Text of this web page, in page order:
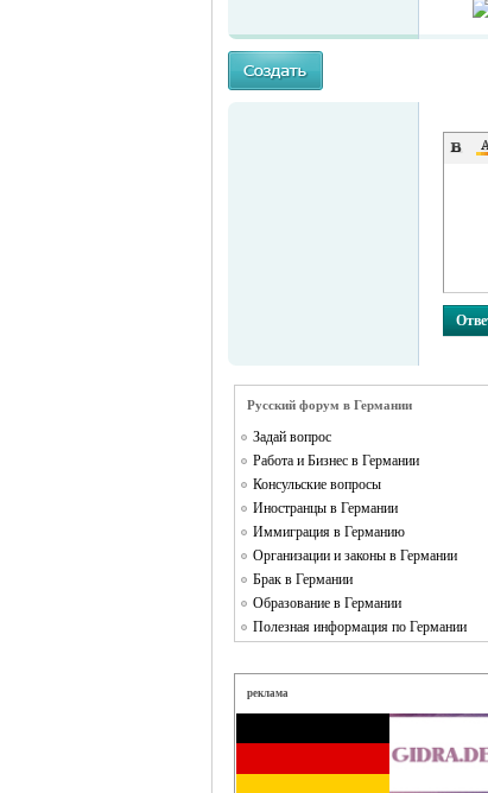
Русский форум в Германии
Задай вопрос
Работа и Бизнес в Германии
Консульские вопросы
Иностранцы в Германии
Иммиграция в Германию
Организации и законы в Германии
Брак в Германии
Образование в Германии
Полезная информация по Германии
реклама